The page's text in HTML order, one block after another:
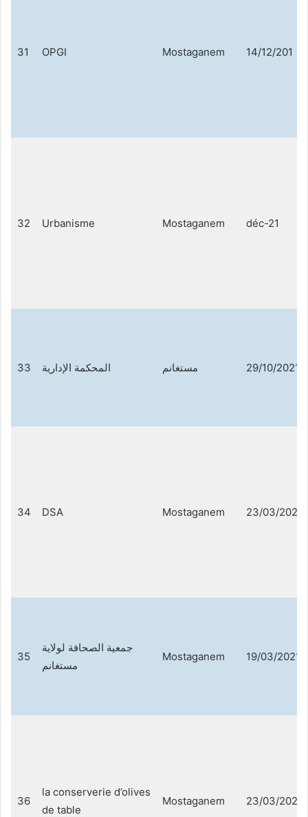
31 OPGI Mostaganem 14/12/201
32 Urbanisme Mostaganem déc-21
33 المحكمة الإدارية مستغانم 29/10/2021
34 DSA Mostaganem 23/03/2021
35
جمعية الصحافة لولاية
مستغانم
Mostaganem 19/03/2021
36
la conserverie d’olives
de table
Mostaganem 23/03/2021